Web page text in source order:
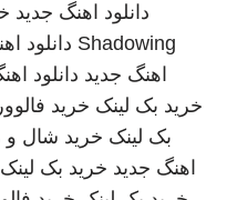
دانلود اهنگ جدید
Shadowing دانلود
اهنگ جدید دانلود
خرید بک لینک خرید
بک لینک خرید شال
اهنگ جدید خرید بک لینک